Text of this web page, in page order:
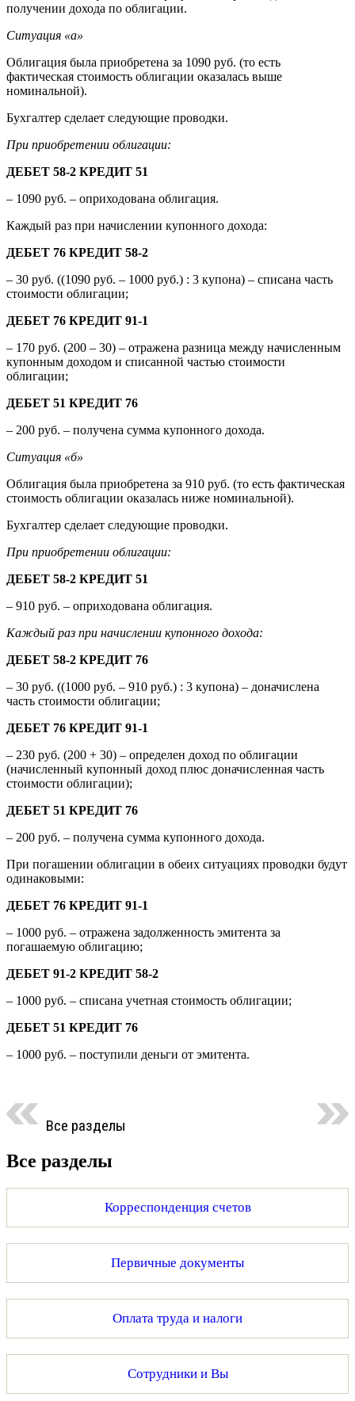
получении дохода по облигации.
Ситуация «а»
Облигация была приобретена за 1090 руб. (то есть
фактическая стоимость облигации оказалась выше
номинальной).
Бухгалтер сделает следующие проводки.
При приобретении облигации:
ДЕБЕТ 58-2 КРЕДИТ 51
– 1090 руб. – оприходована облигация.
Каждый раз при начислении купонного дохода:
ДЕБЕТ 76 КРЕДИТ 58-2
– 30 руб. ((1090 руб. – 1000 руб.) : 3 купона) – списана часть
стоимости облигации;
ДЕБЕТ 76 КРЕДИТ 91-1
– 170 руб. (200 – 30) – отражена разница между начисленным
купонным доходом и списанной частью стоимости
облигации;
ДЕБЕТ 51 КРЕДИТ 76
– 200 руб. – получена сумма купонного дохода.
Ситуация «б»
Облигация была приобретена за 910 руб. (то есть фактическая
стоимость облигации оказалась ниже номинальной).
Бухгалтер сделает следующие проводки.
При приобретении облигации:
ДЕБЕТ 58-2 КРЕДИТ 51
– 910 руб. – оприходована облигация.
Каждый раз при начислении купонного дохода:
ДЕБЕТ 58-2 КРЕДИТ 76
– 30 руб. ((1000 руб. – 910 руб.) : 3 купона) – доначислена
часть стоимости облигации;
ДЕБЕТ 76 КРЕДИТ 91-1
– 230 руб. (200 + 30) – определен доход по облигации
(начисленный купонный доход плюс доначисленная часть
стоимости облигации);
ДЕБЕТ 51 КРЕДИТ 76
– 200 руб. – получена сумма купонного дохода.
При погашении облигации в обеих ситуациях проводки будут
одинаковыми:
ДЕБЕТ 76 КРЕДИТ 91-1
– 1000 руб. – отражена задолженность эмитента за
погашаемую облигацию;
ДЕБЕТ 91-2 КРЕДИТ 58-2
– 1000 руб. – списана учетная стоимость облигации;
ДЕБЕТ 51 КРЕДИТ 76
– 1000 руб. – поступили деньги от эмитента.
Все разделы
Все разделы
Корреспонденция счетов
Первичные документы
Оплата труда и налоги
Сотрудники и Вы